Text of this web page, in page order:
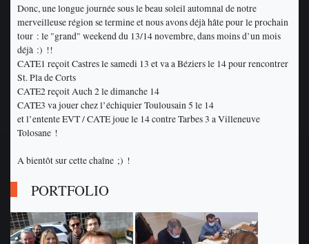
Donc, une longue journée sous le beau soleil automnal de notre
merveilleuse région se termine et nous avons déjà hâte pour le prochain
tour : le "grand" weekend du 13/14 novembre, dans moins d’un mois
déjà :) !!
CATE1 reçoit Castres le samedi 13 et va a Béziers le 14 pour rencontrer
St. Pla de Corts
CATE2 reçoit Auch 2 le dimanche 14
CATE3 va jouer chez l’échiquier Toulousain 5 le 14
et l’entente EVT / CATE joue le 14 contre Tarbes 3 a Villeneuve
Tolosane !
A bientôt sur cette chaîne ;) !
PORTFOLIO